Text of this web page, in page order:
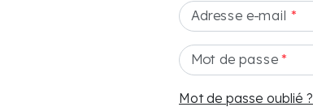
Adresse e-mail *
Mot de passe*
Mot de passe oublié ?